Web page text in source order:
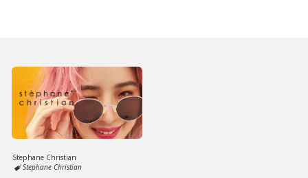
Stephane Christian
Stephane Christian